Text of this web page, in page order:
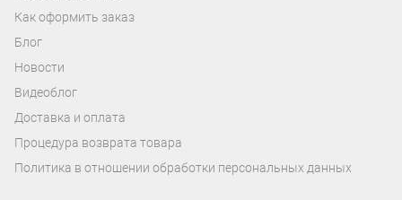
Как оформить заказ
Блог
Новости
Видеоблог
Доставка и оплата
Процедура возврата товара
Политика в отношении обработки персональных данных